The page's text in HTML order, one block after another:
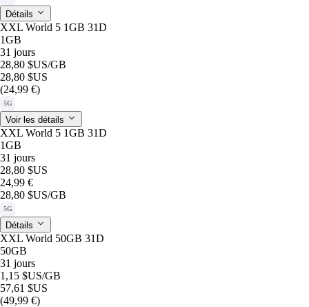
Détails
XXL World 5 1GB 31D
1GB
31 jours
28,80 $US/GB
28,80 $US
(24,99 €)
5G
Voir les détails
XXL World 5 1GB 31D
1GB
31 jours
28,80 $US
24,99 €
28,80 $US/GB
5G
Détails
XXL World 50GB 31D
50GB
31 jours
1,15 $US/GB
57,61 $US
(49,99 €)